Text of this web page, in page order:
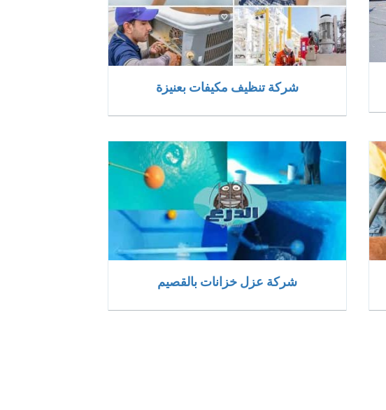
شركة تنظيف مكيفات بعنيزة
شركة عزل خزانات بالقصيم